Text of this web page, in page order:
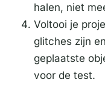
halen, niet
Voltooi je
glitches zijn
geplaatste
voor de test.